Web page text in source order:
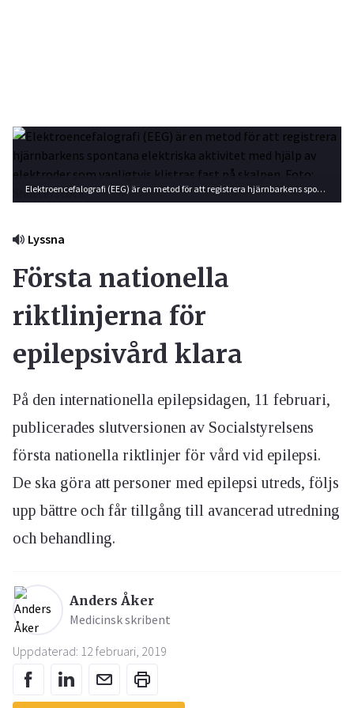
Elektroencefalografi (EEG) är en metod för att registrera hjärnbarkens spontana elektriska aktivitet med hjälp av elektroder som vanligtvis klistras fast på skalpen. Foto: Shutterstock
Lyssna
Första nationella
riktlinjerna för
epilepsivård klara
På den internationella epilepsidagen, 11 februari,
publicerades slutversionen av Socialstyrelsens
första nationella riktlinjer för vård vid epilepsi.
De ska göra att personer med epilepsi utreds, följs
upp bättre och får tillgång till avancerad utredning
och behandling.
Anders Åker
Medicinsk skribent
Uppdaterad: 12 februari, 2019